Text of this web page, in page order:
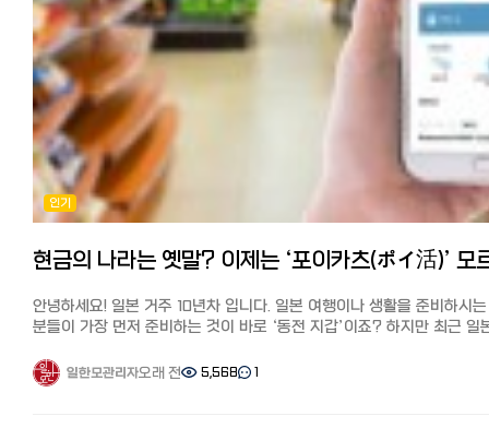
있습니다.
아마존과 마찬가지로 일본 발송이 많아 배송이 1~3일 내로 빠르며, 쇼핑
마라톤이나 라쿠텐 슈퍼 세일 기간을 이용하면 실질적으로 일본 최저가
구매할 수 있는 경우가 많습니다.
라쿠텐 이용자라면 SPU(포인트 배율 상승)로 더욱 저렴하게 한국 화장
구매할 수 있습니다.
배송비 한 건의 주문 총액이 3,980엔 이상이면 무료 배송인 점포가
많습니다. 3,980엔 미만일 경우 약 500~800엔 정도입니다.
라쿠텐 시장에서 한국 화장품 확인하기
DHOLIC(디홀릭) 특징 DHOLIC(디홀릭)도 무신사와 마찬가지로 패션
일본 법인이 운영하고 있어 고객지원이 탄탄하고, 반품·교환도 쉬워 해외
한국 패션 아이템과 함께 구매할 수 있고, 배송비가 저렴하며 배송이 빠
점도 추천 포인트입니다.
550엔
DHOLIC(디홀릭)에서 한국 화장품 확인하기 StyleKorean(스타일코
싶다면? ➡ 후쿠오카 일본 특유의 전통적인 미학에 푹 빠지고 싶다면? ➡
교토
여러분의 일본 한달살기 드림 시티는 어디인가요?
댓글로 여러분의 계획이나 궁금한 점을 공유해 주세요! 다음 포스팅에서
각 도시별 숙소 예약 꿀팁을 소개해 드릴게요.
#일본한달살기 #일본여행 #도쿄한달살기 #오사카한달살기 #
후쿠오카한달살기 #교토한달살기 #일본생활비 #일본날씨 #
한달살기추천 #해외한달살기
시장이나 식당에서도 사장님과 손님이 친구처럼 농담을 주고받는 풍경이
흔합니다. 모르는 사람에게 길을 물어도 자기 일처럼 친절하게 알려주는
'따뜻한 오지랖'이 특징입니다. 4. 돈을 쓰는 법: 품격 vs 가성비 두 지역의
경제 관념은 확연히 다릅니다. 도쿄: 브랜드와 품질, 그리고 **'트렌드'**를
중시합니다. 가격이 비싸더라도 내 삶의 가치를 높여주는 물건이라면
기꺼이 지불합니다. (자랑할 때: "이거 정말 비싼 거야.") 오사카: 실용성과
'가성비'가 최고입니다. "손해 보는 것은 절대 못 참는다"는 상인 기질이
있어, 흥정하는 것을 부끄러워하지 않습니다. (자랑할 때: "이거 원래 비싼
건데 이만큼 싸게 샀다!") 요시모토 만자이 공연모습(보케와 츠코미) 5.
유머의 본고장, 오사카의 '보케와 츠코미' 오사카는 일본 개그(만자이)의
성지입니다. 일상 대화에서도 웃음을 주는 것이 일종의 의무처럼
여겨집니다. 보케(Boke): 엉뚱한 짓을 하거나 바보 같은 말을 하는 역할.
츠코미(Tsukkomi): 보케의 실수를 날카롭게 지적하며 웃음을 유발하는
연기를 해줄 만큼 유머에 진심입니다. 반면 도쿄의 유머는 조금 더
냉소적이고 지적인 '블랙 코미디'나 자조적인 스타일이 주를 이룹니다. 6.
라이벌 관계를 유지합니다. 야구: 도쿄의 '요미우리 자이언츠' vs 오사카의
인기
안녕하세요! 일본 거주 10년차 입니다. 일본 여행이나 생활을 준비하시는
분들이 가장 먼저 준비하는 것이 바로 ‘동전 지갑’이죠? 하지만 최근 일
포인트 앱을 켜느냐? 가 생활비 절약의 핵심이 되었는데요. 오늘은 일본
생활 0년 차라면 반드시 알아야 할 실전 일본 결제 및 포인트 카드 활용
일한모관리자오래 전 5,568 1